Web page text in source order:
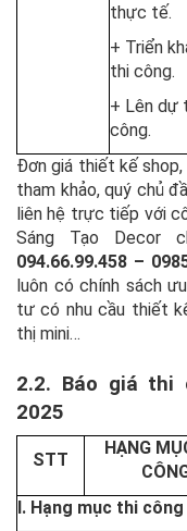
thực tế.
+ Triển
thi công.
+ Lên dự
công.
Đơn giá thiết kế shop,
tham khảo, quý chủ
liên hệ trực tiếp với
Sáng Tạo Decor
094.66.99.458 –
luôn có chính sách
tư có nhu cầu thiết
thị mini…
2.2. Báo giá thi
2025
STT
HẠNG
I. Hạng mục thi